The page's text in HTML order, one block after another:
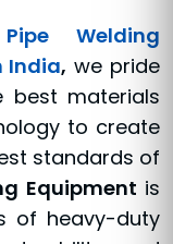
Welding
India, we pride
best materials
to create
standards of
Equipment is
of heavy-duty